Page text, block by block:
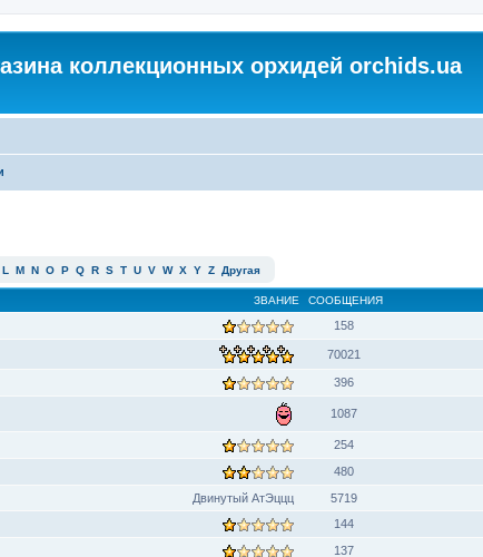
коллекционных орхидей orchids.ua
L M N O P Q R S T U V W X Y Z Другая
ЗВАНИЕ СООБЩЕНИЯ
158
70021
396
1087
254
480
Двинутый АтЭццц
5719
144
137